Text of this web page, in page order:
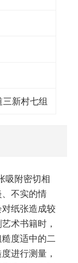
新村七组
吸附密切相
不实的情
纸张造成较
术书籍时，
度适中的二
进行测量，